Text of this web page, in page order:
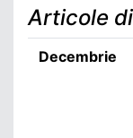
Articole
Decembrie